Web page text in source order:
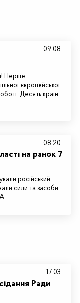
Перше –
європейської
Десять країн
09:08
на ранок 7
російський
сили та засоби
08:20
Ради
17:03